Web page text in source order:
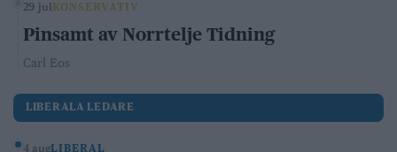
29 jul KONSERVATIV
Pinsamt av Norrtelje Tidning
Carl Eos
LIBERALA LEDARE
4 augLIBERAL